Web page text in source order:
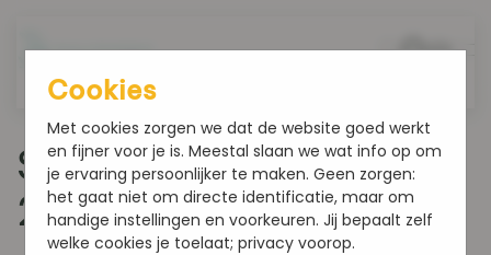
Smultoppers week 49-
2023
Cookies
Met cookies zorgen we dat de website goed werkt
en fijner voor je is. Meestal slaan we wat info op om
je ervaring persoonlijker te maken. Geen zorgen:
het gaat niet om directe identificatie, maar om
handige instellingen en voorkeuren. Jij bepaalt zelf
welke cookies je toelaat; privacy voorop.